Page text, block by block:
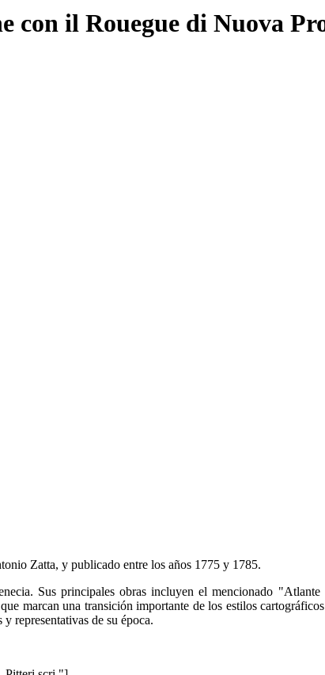
con il Rouegue di Nuova
Zatta, y publicado entre los años 1775 y 1785.
Sus principales obras incluyen el mencionado
marcan una transición importante de los estilos
representativas de su época.